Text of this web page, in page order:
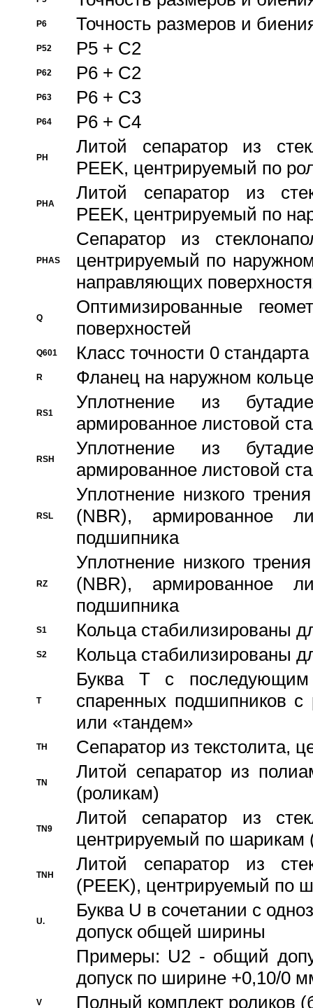
P6 Точность размеров и
P52 P5 + C2
P62 P6 + C2
P63 P6 + C3
P64 P6 + C4
PH
Литой сепаратор из
PEEK, центрируемый по
PHA
Литой сепаратор из
PEEK, центрируемый по
PHAS
Сепаратор из
центрируемый по
направляющих
Q
Оптимизированные
поверхностей
Q601 Класс точности 0
R Фланец на наружном кольце
RS1
Уплотнение из
армированное листовой
RSH
Уплотнение из
армированное листовой
RSL
Уплотнение низкого
(NBR), армированное
подшипника
RZ
Уплотнение низкого
(NBR), армированное
подшипника
S1 Кольца стабилизированы
S2 Кольца стабилизированы
T
Буква T с
спаренных подшипников
или «тандем»
TH Сепаратор из текстолита,
TN
Литой сепаратор из
(роликам)
TN9
Литой сепаратор из
центрируемый по шарикам
TNH
Литой сепаратор из
(PEEK), центрируемый по
U.
Буква U в сочетании с
допуск общей ширины
Примеры: U2 - общий
допуск по ширине +0,10/0
V Полный комплект роликов